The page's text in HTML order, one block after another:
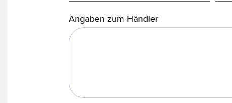
Angaben zum Händler